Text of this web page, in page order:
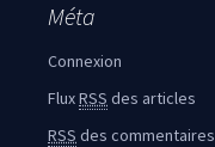
Méta
Connexion
FluxRSS des articles
RSS des commentaires